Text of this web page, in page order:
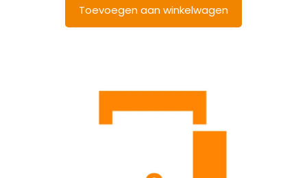
Toevoegen aan winkelwagen